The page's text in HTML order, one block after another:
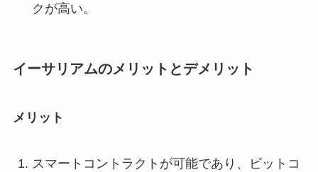
クが高い。
イーサリアムのメリットとデメリット
メリット
スマートコントラクトが可能であり、ビットコ